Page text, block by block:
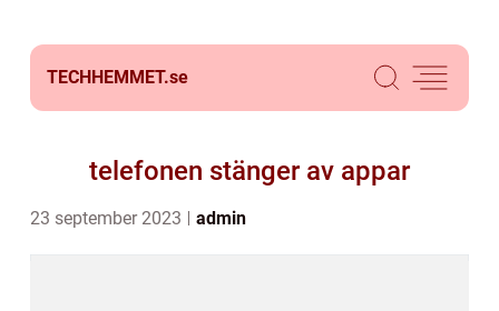
TECHHEMMET.se
telefonen stänger av appar
23 september 2023 admin